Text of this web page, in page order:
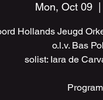
Mon, Oct 09
Hollands Jeugd
o.l.v. Bas
solist: Iara de